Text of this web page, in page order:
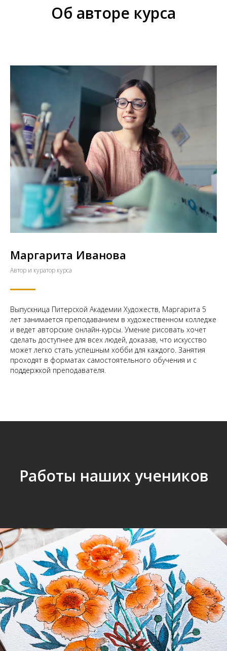
Об авторе курса
Маргарита Иванова
Автор и куратор курса
Выпускница Питерской Академии Художеств, Маргарита 5
лет занимается преподаванием в художественном колледже
и ведет авторские онлайн-курсы. Умение рисовать хочет
сделать доступнее для всех людей, доказав, что искусство
может легко стать успешным хобби для каждого. Занятия
проходят в форматах самостоятельного обучения и с
поддержкой преподавателя.
Работы наших учеников